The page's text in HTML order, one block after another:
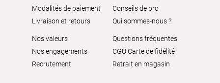
Modalités de paiement
Livraison et retours
Conseils de pro
Qui sommes-nous ?
Nos valeurs
Nos engagements
Recrutement
Questions fréquentes
CGU Carte de fidélité
Retrait en magasin